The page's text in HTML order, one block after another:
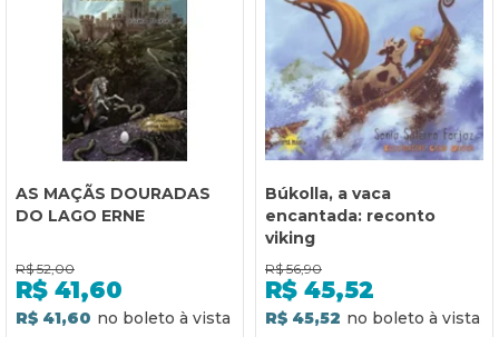
AS MAÇÃS DOURADAS
DO LAGO ERNE
R$ 52,00
R$ 41,60
R$ 41,60
Búkolla, a vaca
encantada: reconto
viking
R$ 56,90
R$ 45,52
R$ 45,52